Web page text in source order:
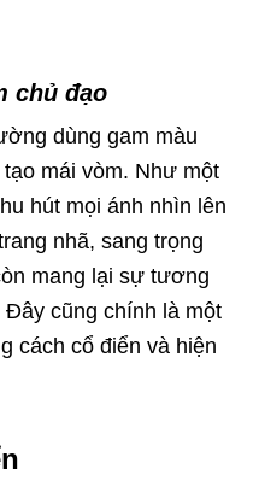
chủ đạo
dùng gam màu
mái vòm. Như một
hút mọi ánh nhìn lên
nhã, sang trọng
mang lại sự tương
Đây cũng chính là một
cách cổ điển và hiện